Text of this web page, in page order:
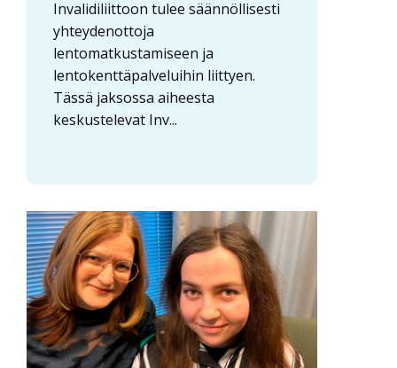
Invalidiliittoon tulee säännöllisesti
yhteydenottoja
lentomatkustamiseen ja
lentokenttäpalveluihin liittyen.
Tässä jaksossa aiheesta
keskustelevat Inv...